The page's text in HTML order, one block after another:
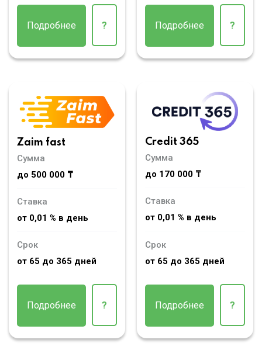
Подробнее ? Подробнее ?
Zaim fast
Сумма
до 500 000 ₸
Ставка
от 0,01 % в день
Срок
от 65 до 365 дней
Подробнее ?
Credit 365
Сумма
до 170 000 ₸
Ставка
от 0,01 % в день
Срок
от 65 до 365 дней
Подробнее ?